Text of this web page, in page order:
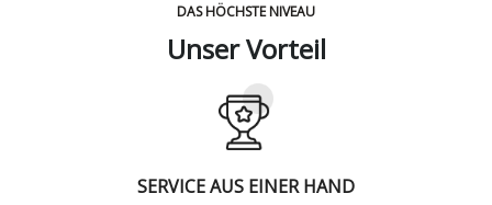
DAS HÖCHSTE NIVEAU
Unser Vorteil
SERVICE AUS EINER HAND